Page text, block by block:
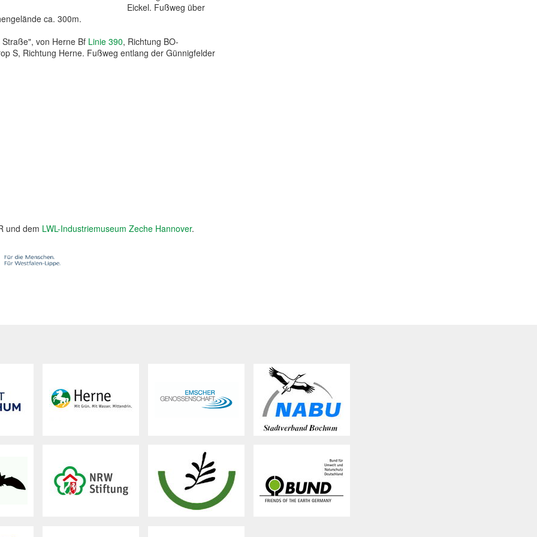
Eickel. Fußweg über
ca. 300m.
Straße", von Herne Bf Linie 390, Richtung BO-
S, Richtung Herne. Fußweg entlang der Günnigfelder
und dem LWL-Industriemuseum Zeche Hannover.